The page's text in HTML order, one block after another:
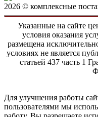
2026 © комплексные
Указанные на сайте
условия оказания
размещена
условиях не является
статьей 437 часть 1
Для улучшения работы
пользователями мы